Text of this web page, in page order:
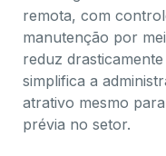
remota, com
manutenção por
reduz
simplifica a
atrativo mesmo
prévia no setor.